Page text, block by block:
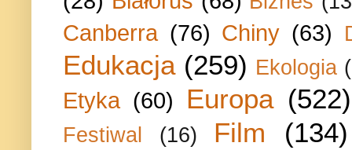
Canberra (76) Chiny (63)
Edukacja (259) Ekologia
Etyka (60) Europa (522)
Festiwal (16) Film
(134)